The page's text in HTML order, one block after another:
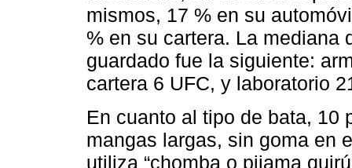
mismos, 17 % en su
% en su cartera. La mediana
guardado fue la siguiente:
cartera 6 UFC, y laboratorio
En cuanto al tipo de bata, 10
mangas largas, sin goma en
utiliza “chomba o pijama